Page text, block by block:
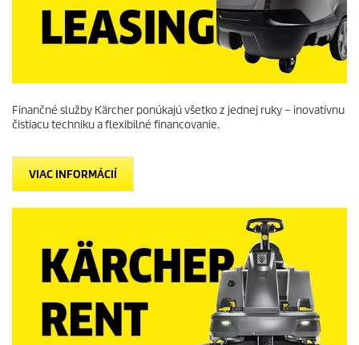
Finančné služby Kärcher ponúkajú všetko z jednej ruky – inovatívnu
čistiacu techniku a flexibilné financovanie.
VIAC INFORMÁCIÍ